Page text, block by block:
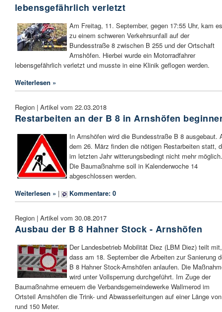
lebensgefährlich verletzt
Am Freitag, 11. September, gegen 17:55 Uhr, kam es
zu einem schweren Verkehrsunfall auf der
Bundesstraße 8 zwischen B 255 und der Ortschaft
Arnshöfen. Hierbei wurde ein Motorradfahrer
lebensgefährlich verletzt und musste in eine Klinik geflogen werden.
Weiterlesen »
Region | Artikel vom 22.03.2018
Restarbeiten an der B 8 in Arnshöfen
In Arnshöfen wird die Bundesstraße B 8 ausgebaut.
dem 26. März finden die nötigen Restarbeiten statt,
im letzten Jahr witterungsbedingt nicht mehr möglich.
Die Baumaßnahme soll in Kalenderwoche 14
abgeschlossen werden.
Weiterlesen » | Kommentare: 0
Region | Artikel vom 30.08.2017
Ausbau der B 8 Hahner Stock - Arnshöfen
Der Landesbetrieb Mobilität Diez (LBM Diez) teilt mit,
dass am 18. September die Arbeiten zur Sanierung
B 8 Hahner Stock-Arnshöfen anlaufen. Die
wird unter Vollsperrung durchgeführt. Im Zuge der
Baumaßnahme erneuern die Verbandsgemeindewerke Wallmerod im
Ortsteil Arnshöfen die Trink- und Abwasserleitungen auf einer Länge von
rund 150 Meter.